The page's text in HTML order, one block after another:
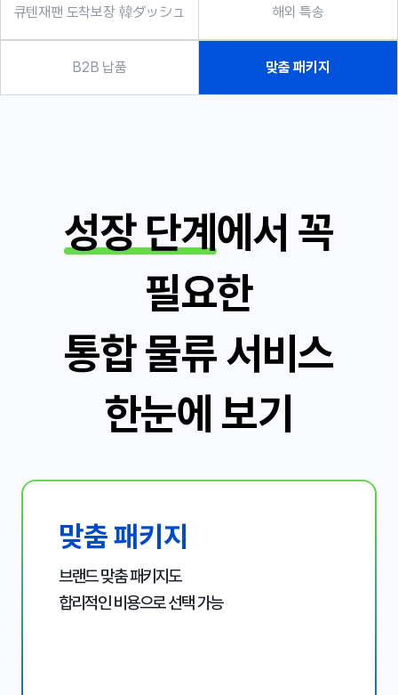
큐텐재팬 도착보장 韓ダッシュ 해외 특송
B2B 납품 맞춤 패키지
성장 단계 에서 꼭
필요한
통합 물류 서비스
한눈에 보기
맞춤 패키지
브랜드 맞춤 패키지도
합리적인 비용으로 선택 가능